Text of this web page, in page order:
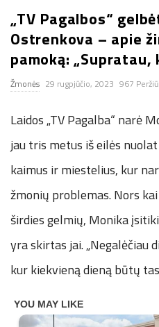
n
.
n
e
t
„TV Pagalbos“
Ostrenkova – apie
pamoką:
Žmonės 29 rugpjūčio, 2023 967
Laidos „TV Pagalba“ narė
jau tris metus iš eilės
kaimus ir miestelius, kur
žmonių problemas. Nors
širdies gelmių, Monika
yra skirtas jai. „Negalėčiau
kur kiekvieną dieną būtų